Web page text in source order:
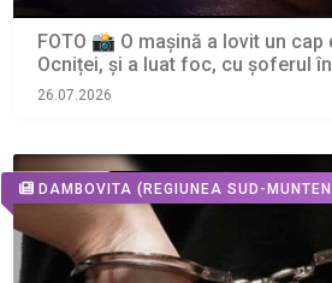
FOTO 📸 O mașină a lovit un cap
Ocniței, și a luat foc, cu șoferul
26.07.2026
DAMBOVITA (REGIUNEA SUD-